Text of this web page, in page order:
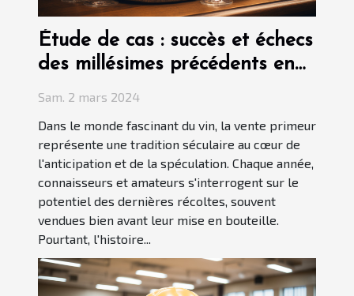
Étude de cas : succès et échecs
des millésimes précédents en
vente primeur
Sam. 2 mars 2024
Dans le monde fascinant du vin, la vente primeur
représente une tradition séculaire au cœur de
l'anticipation et de la spéculation. Chaque année,
connaisseurs et amateurs s'interrogent sur le
potentiel des dernières récoltes, souvent
vendues bien avant leur mise en bouteille.
Pourtant, l'histoire...